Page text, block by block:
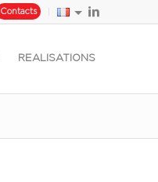
Contacts
REALISATIONS